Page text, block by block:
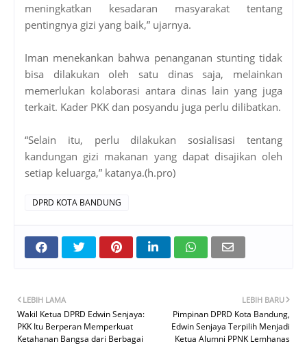
meningkatkan kesadaran masyarakat tentang
pentingnya gizi yang baik,” ujarnya.
Iman menekankan bahwa penanganan stunting tidak
bisa dilakukan oleh satu dinas saja, melainkan
memerlukan kolaborasi antara dinas lain yang juga
terkait. Kader PKK dan posyandu juga perlu dilibatkan.
“Selain itu, perlu dilakukan sosialisasi tentang
kandungan gizi makanan yang dapat disajikan oleh
setiap keluarga,” katanya.(h.pro)
DPRD KOTA BANDUNG
LEBIH BARU
Pimpinan DPRD Kota Bandung,
Edwin Senjaya Terpilih Menjadi
Ketua Alumni PPNK Lemhanas
LEBIH LAMA
Wakil Ketua DPRD Edwin Senjaya:
PKK Itu Berperan Memperkuat
Ketahanan Bangsa dari Berbagai